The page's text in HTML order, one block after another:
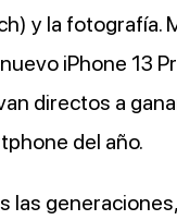
y la fotografía.
iPhone 13
directos a
del año.
las